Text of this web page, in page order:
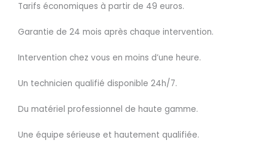
Tarifs économiques à partir de 49 euros.
Garantie de 24 mois après chaque intervention.
Intervention chez vous en moins d’une heure.
Un technicien qualifié disponible 24h/7.
Du matériel professionnel de haute gamme.
Une équipe sérieuse et hautement qualifiée.